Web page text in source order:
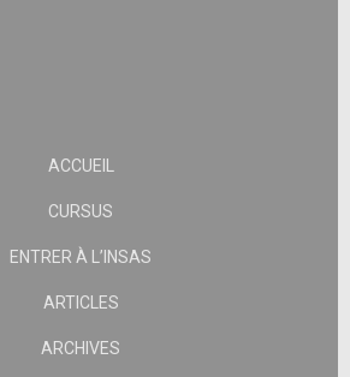
ACCUEIL
CURSUS
ENTRER À L’INSAS
ARTICLES
ARCHIVES